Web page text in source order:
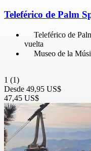
Teleférico de Palm
Teleférico de
vuelta
Museo de la
1 (1)
Desde 49,95 US$
47,45 US$